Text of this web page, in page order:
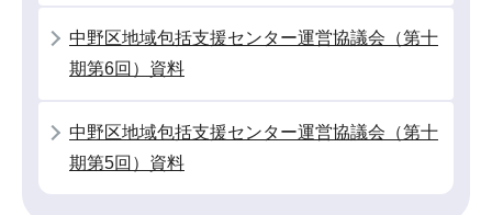
中野区地域包括支援センター運営協議会（第十
期第6回）資料
中野区地域包括支援センター運営協議会（第十
期第5回）資料